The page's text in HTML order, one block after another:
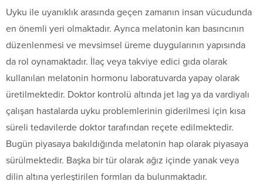
Uyku ile uyanıklık arasında geçen zamanın insan vücudunda
en önemli yeri olmaktadır. Ayrıca melatonin kan basıncının
düzenlenmesi ve mevsimsel üreme duygularının yapısında
da rol oynamaktadır. İlaç veya takviye edici gıda olarak
kullanılan melatonin hormonu laboratuvarda yapay olarak
üretilmektedir. Doktor kontrolü altında jet lag ya da vardiyalı
çalışan hastalarda uyku problemlerinin giderilmesi için kısa
süreli tedavilerde doktor tarafından reçete edilmektedir.
Bugün piyasaya bakıldığında melatonin hap olarak piyasaya
sürülmektedir. Başka bir tür olarak ağız içinde yanak veya
dilin altına yerleştirilen formları da bulunmaktadır.